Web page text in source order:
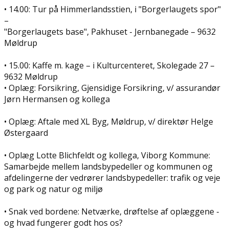
• 14.00: Tur på Himmerlandsstien, i "Borgerlaugets spor"
–
"Borgerlaugets base", Pakhuset - Jernbanegade – 9632
Møldrup
• 15.00: Kaffe m. kage – i Kulturcenteret, Skolegade 27 –
9632 Møldrup
• Oplæg: Forsikring, Gjensidige Forsikring, v/ assurandør
Jørn Hermansen og kollega
• Oplæg: Aftale med XL Byg, Møldrup, v/ direktør Helge
Østergaard
• Oplæg Lotte Blichfeldt og kollega, Viborg Kommune:
Samarbejde mellem landsbypedeller og kommunen og
afdelingerne der vedrører landsbypedeller: trafik og veje
og park og natur og miljø
• Snak ved bordene: Netværke, drøftelse af oplæggene -
og hvad fungerer godt hos os?